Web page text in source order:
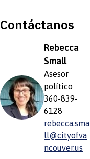
Contáctanos
Rebecca
Small
Asesor
político
360-839-
6128
rebecca.sma
ll@cityofva
ncouver.us